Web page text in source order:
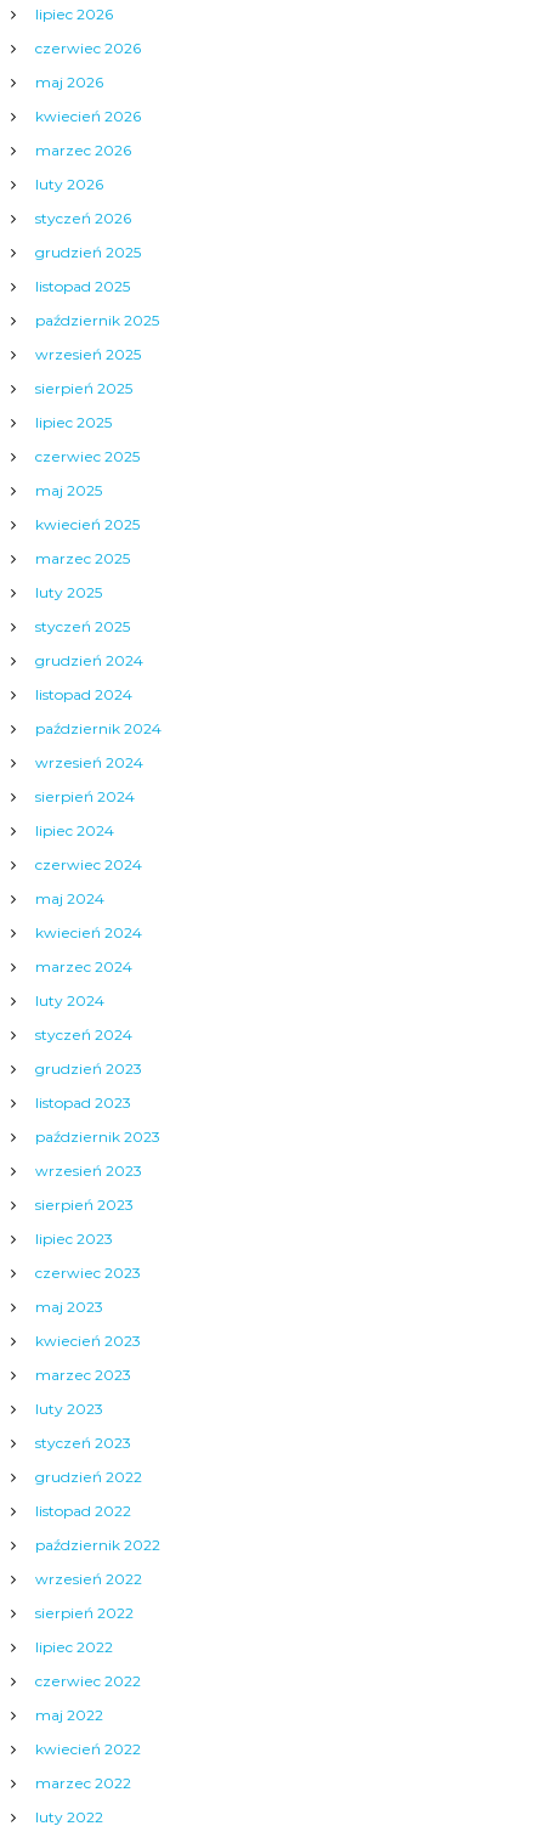
lipiec 2026
czerwiec 2026
maj 2026
kwiecień 2026
marzec 2026
luty 2026
styczeń 2026
grudzień 2025
listopad 2025
październik 2025
wrzesień 2025
sierpień 2025
lipiec 2025
czerwiec 2025
maj 2025
kwiecień 2025
marzec 2025
luty 2025
styczeń 2025
grudzień 2024
listopad 2024
październik 2024
wrzesień 2024
sierpień 2024
lipiec 2024
czerwiec 2024
maj 2024
kwiecień 2024
marzec 2024
luty 2024
styczeń 2024
grudzień 2023
listopad 2023
październik 2023
wrzesień 2023
sierpień 2023
lipiec 2023
czerwiec 2023
maj 2023
kwiecień 2023
marzec 2023
luty 2023
styczeń 2023
grudzień 2022
listopad 2022
październik 2022
wrzesień 2022
sierpień 2022
lipiec 2022
czerwiec 2022
maj 2022
kwiecień 2022
marzec 2022
luty 2022